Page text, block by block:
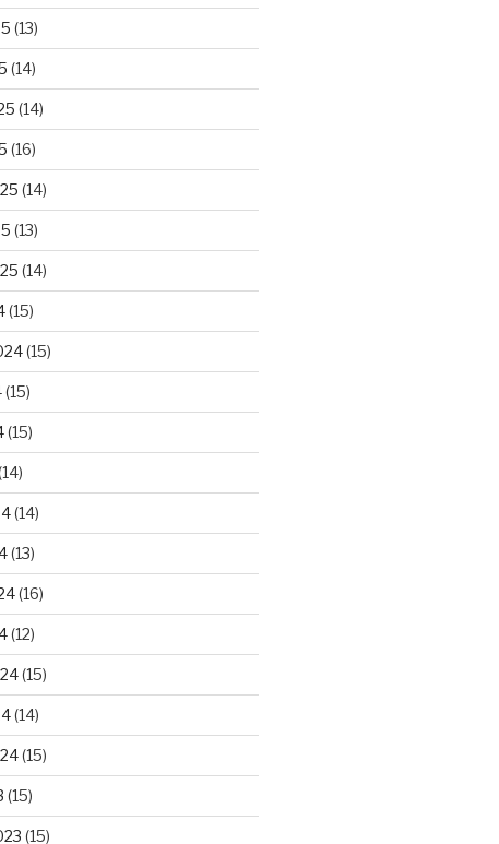
(13)
(14)
(14)
(16)
(14)
(13)
(14)
(15)
(15)
(15)
(15)
(14)
(13)
(16)
(12)
(15)
(14)
(15)
(15)
(15)